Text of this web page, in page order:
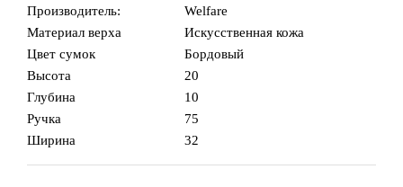
Производитель:
Welfare
Материал верха
Искусственная кожа
Цвет сумок
Бордовый
Высота
20
Глубина
10
Ручка
75
Ширина
32